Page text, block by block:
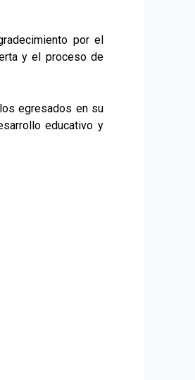
por el
y el proceso de
egresados en su
educativo y